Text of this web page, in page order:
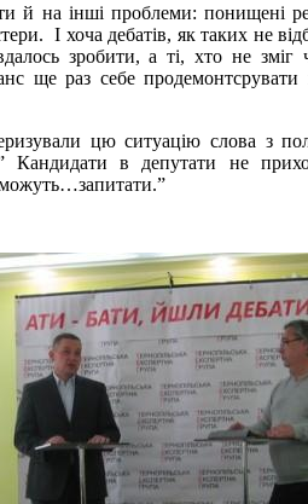
й на інші проблеми: понищені
І хоча дебатів, як таких не
зробити, а ті, хто не зміг
ще раз себе продемонтсрувати
цю ситуацію слова з
Кандидати в депутати не